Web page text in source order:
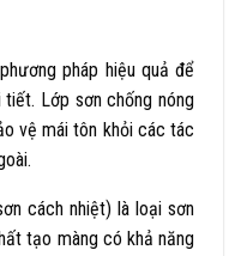
pháp hiệu quả để
Lớp sơn chống nóng
vệ mái tôn khỏi các tác
cách nhiệt) là loại sơn
tạo màng có khả năng